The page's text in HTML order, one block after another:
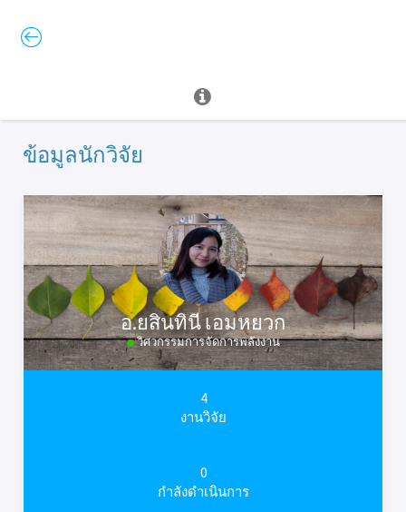
ข้อมูลนักวิจัย
อ.ยสินทินี เอมหยวก
วิศวกรรมการจัดการพลังงาน
4
งานวิจัย
0
กำลังดำเนินการ